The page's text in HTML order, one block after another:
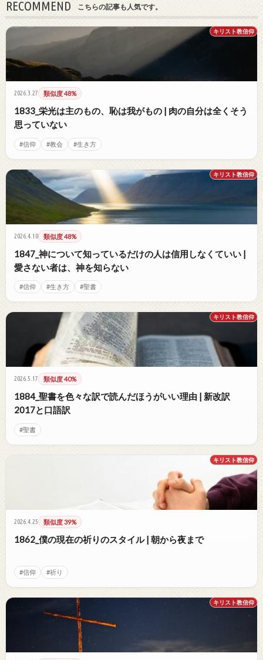
RECOMMEND こちらの記事も人気です。
キリスト教信仰
2026.3.27 類似度 48%
1833_栄光は主のもの、恥は我がもの | 肉の自分は全くそう
思っていない
#信仰 #教会 #生き方
キリスト教信仰
2026.4.10 類似度 48%
1847_神について知っているだけの人は信用しなくていい |
愛さない者は、神を知らない
#信仰 #生き方 #聖書
キリスト教信仰
2026.5.17 類似度 40%
1884_聖書を色々な訳で読んだほうがいい理由 | 新改訳
2017と口語訳
#聖書
キリスト教信仰
2026.4.25 類似度 39%
1862_僕の現在の祈りのスタイル | 朝から夜まで
#信仰 #祈り
キリスト教信仰